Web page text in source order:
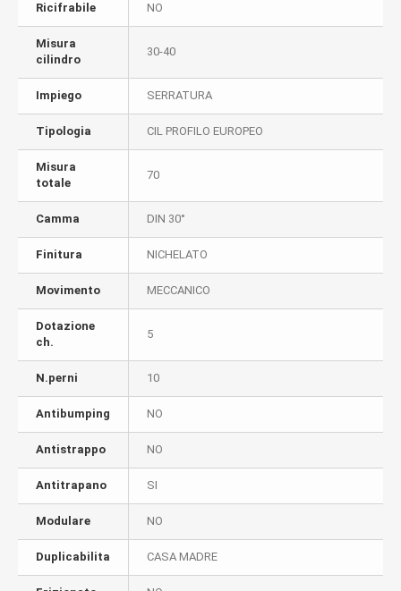
Ricifrabile NO
Misura
cilindro
30-40
Impiego SERRATURA
Tipologia CIL PROFILO EUROPEO
Misura
totale
70
Camma DIN 30°
Finitura NICHELATO
Movimento MECCANICO
Dotazione
ch.
5
N.perni 10
Antibumping NO
Antistrappo NO
Antitrapano SI
Modulare NO
Duplicabilita CASA MADRE